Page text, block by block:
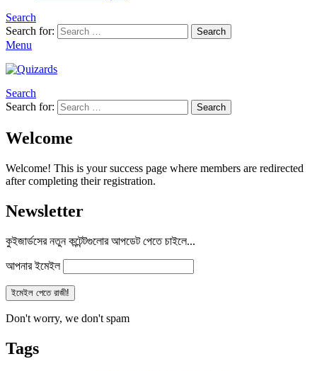
Search
Search for:
Search
Menu
Search
Search for:
Search
Welcome
Welcome! This is your success page where members are redirected
after completing their registration.
Newsletter
কুইজার্ডসের নতুন কন্টেন্টগুলোর আপডেট পেতে চাইলে...
আপনার ইমেইল
Don't worry, we don't spam
Tags